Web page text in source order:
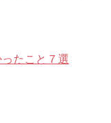
たこと７選